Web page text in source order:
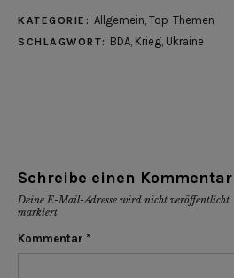
KATEGORIE: Allgemein, Top-Themen
SCHLAGWORT: BDA, Krieg, Ukraine
Schreibe einen Kommentar
Deine E-Mail-Adresse wird nicht veröffentlicht.
markiert
Kommentar *